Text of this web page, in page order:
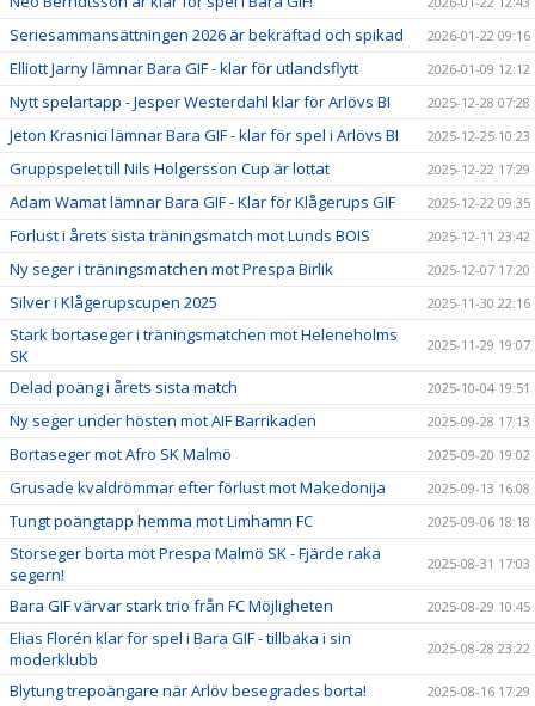
Seriesammansättningen 2026 är bekräftad och spikad 2026-01-22 09:16
Elliott Jarny lämnar Bara GIF - klar för utlandsflytt 2026-01-09 12:12
Nytt spelartapp - Jesper Westerdahl klar för Arlövs BI 2025-12-28 07:28
Jeton Krasnici lämnar Bara GIF - klar för spel i Arlövs BI 2025-12-25 10:23
Gruppspelet till Nils Holgersson Cup är lottat 2025-12-22 17:29
Adam Wamat lämnar Bara GIF - Klar för Klågerups GIF 2025-12-22 09:35
Förlust i årets sista träningsmatch mot Lunds BOIS 2025-12-11 23:42
Ny seger i träningsmatchen mot Prespa Birlik 2025-12-07 17:20
Silver i Klågerupscupen 2025 2025-11-30 22:16
Stark bortaseger i träningsmatchen mot Heleneholms
SK
2025-11-29 19:07
Delad poäng i årets sista match 2025-10-04 19:51
Ny seger under hösten mot AIF Barrikaden 2025-09-28 17:13
Bortaseger mot Afro SK Malmö 2025-09-20 19:02
Grusade kvaldrömmar efter förlust mot Makedonija 2025-09-13 16:08
Tungt poängtapp hemma mot Limhamn FC 2025-09-06 18:18
Storseger borta mot Prespa Malmö SK - Fjärde raka
segern!
2025-08-31 17:03
Bara GIF värvar stark trio från FC Möjligheten 2025-08-29 10:45
Elias Florén klar för spel i Bara GIF - tillbaka i sin
moderklubb
2025-08-28 23:22
Blytung trepoängare när Arlöv besegrades borta! 2025-08-16 17:29